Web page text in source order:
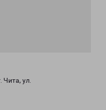
Чита, ул.